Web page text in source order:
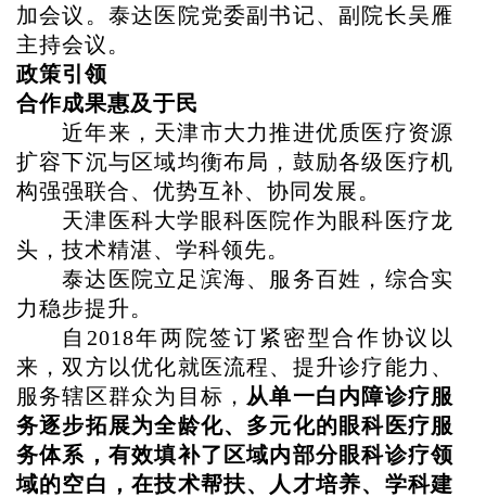
加会议。泰达医院党委副书记、副院长吴雁
主持会议。
政策引领
合作成果惠及于民
近年来，天津市大力推进优质医疗资源
扩容下沉与区域均衡布局，鼓励各级医疗机
构强强联合、优势互补、协同发展。
天津医科大学眼科医院作为眼科医疗龙
头，技术精湛、学科领先。
泰达医院立足滨海、服务百姓，综合实
力稳步提升。
自 2018年两院签订紧密型合作协议以
来，双方以优化就医流程、提升诊疗能力、
服务辖区群众为目标， 从单一白内障诊疗服
务逐步拓展为全龄化、多元化的眼科医疗服
务体系，有效填补了区域内部分眼科诊疗领
域的空白，在技术帮扶、人才培养、学科建